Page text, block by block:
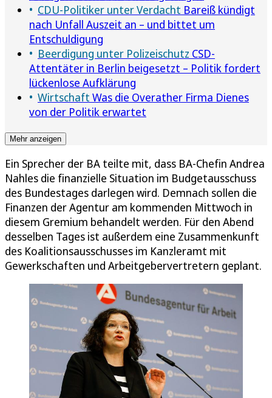
CDU-Politiker unter Verdacht Bareiß kündigt
nach Unfall Auszeit an – und bittet um
Entschuldigung
Beerdigung unter Polizeischutz CSD-
Attentäter in Berlin beigesetzt – Politik fordert
lückenlose Aufklärung
Wirtschaft Was die Overather Firma Dienes
von der Politik erwartet
Mehr anzeigen
Ein Sprecher der BA teilte mit, dass BA-Chefin Andrea
Nahles die finanzielle Situation im Budgetausschuss
des Bundestages darlegen wird. Demnach sollen die
Finanzen der Agentur am kommenden Mittwoch in
diesem Gremium behandelt werden. Für den Abend
desselben Tages ist außerdem eine Zusammenkunft
des Koalitionsausschusses im Kanzleramt mit
Gewerkschaften und Arbeitgebervertretern geplant.